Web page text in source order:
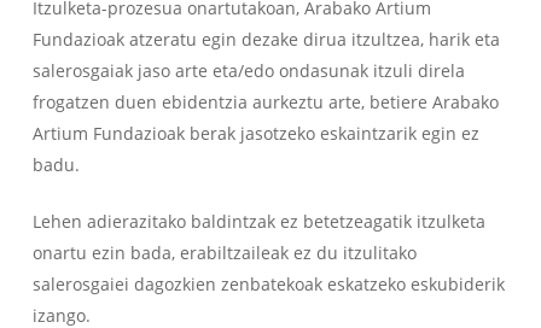
Itzulketa-prozesua onartutakoan, Arabako Artium
Fundazioak atzeratu egin dezake dirua itzultzea, harik eta
salerosgaiak jaso arte eta/edo ondasunak itzuli direla
frogatzen duen ebidentzia aurkeztu arte, betiere Arabako
Artium Fundazioak berak jasotzeko eskaintzarik egin ez
badu.
Lehen adierazitako baldintzak ez betetzeagatik itzulketa
onartu ezin bada, erabiltzaileak ez du itzulitako
salerosgaiei dagozkien zenbatekoak eskatzeko eskubiderik
izango.